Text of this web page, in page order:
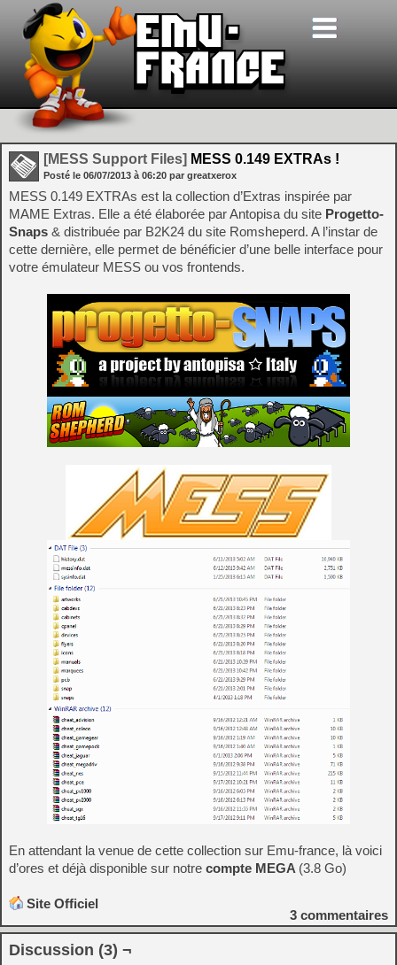
[MESS Support Files] MESS 0.149 EXTRAs !
Posté le 06/07/2013 à 06:20 par greatxerox
MESS 0.149 EXTRAs est la collection d’Extras inspirée par
MAME Extras. Elle a été élaborée par Antopisa du site Progetto-
Snaps & distribuée par B2K24 du site Romsheperd. A l’instar de
cette dernière, elle permet de bénéficier d’une belle interface pour
votre émulateur MESS ou vos frontends.
En attendant la venue de cette collection sur Emu-france, là voici
d’ores et déjà disponible sur notre compte MEGA (3.8 Go)
Site Officiel
3 commentaires
Discussion (3) ¬